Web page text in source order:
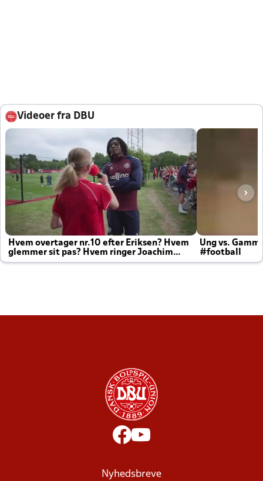
Videoer fra DBU
Hvem overtager nr.10 efter Eriksen? Hvem
glemmer sit pas? Hvem ringer Joachim
altid til efter kampe?
Ung vs.
#football
Nyhedsbreve